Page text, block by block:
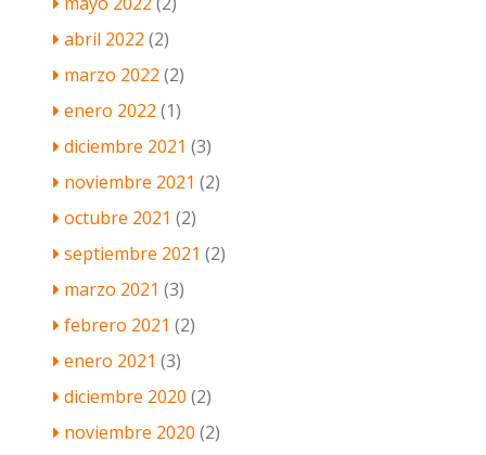
abril 2022 (2)
marzo 2022 (2)
enero 2022 (1)
diciembre 2021 (3)
noviembre 2021 (2)
octubre 2021 (2)
septiembre 2021 (2)
marzo 2021 (3)
febrero 2021 (2)
enero 2021 (3)
diciembre 2020 (2)
noviembre 2020 (2)